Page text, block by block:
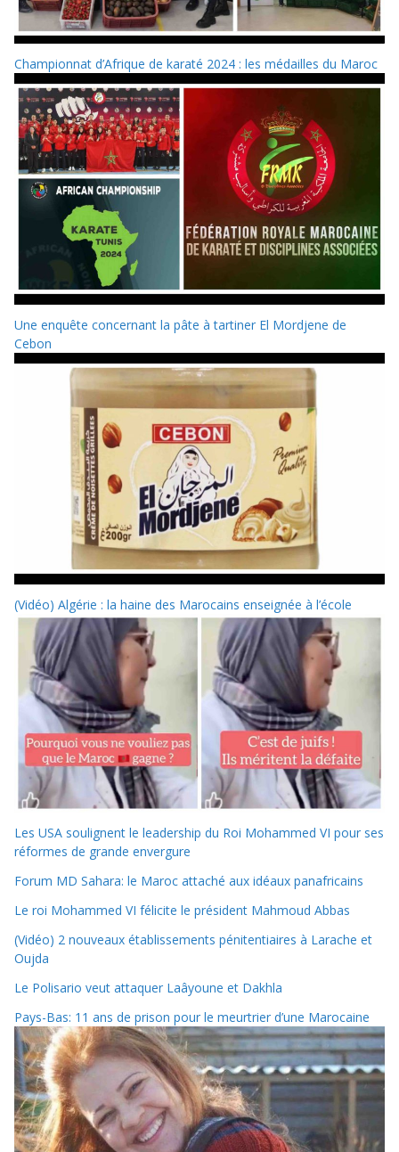
Championnat d’Afrique de karaté 2024 : les médailles du Maroc
Une enquête concernant la pâte à tartiner El Mordjene de
Cebon
(Vidéo) Algérie : la haine des Marocains enseignée à l’école
Les USA soulignent le leadership du Roi Mohammed VI pour ses
réformes de grande envergure
Forum MD Sahara: le Maroc attaché aux idéaux panafricains
Le roi Mohammed VI félicite le président Mahmoud Abbas
(Vidéo) 2 nouveaux établissements pénitentiaires à Larache et
Oujda
Le Polisario veut attaquer Laâyoune et Dakhla
Pays-Bas: 11 ans de prison pour le meurtrier d’une Marocaine